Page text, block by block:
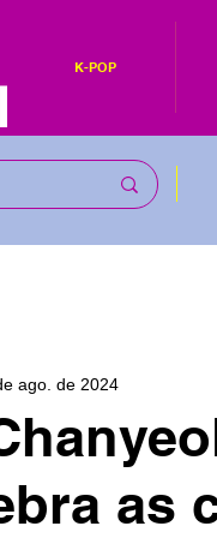
K-POP
as
ago. de 2024